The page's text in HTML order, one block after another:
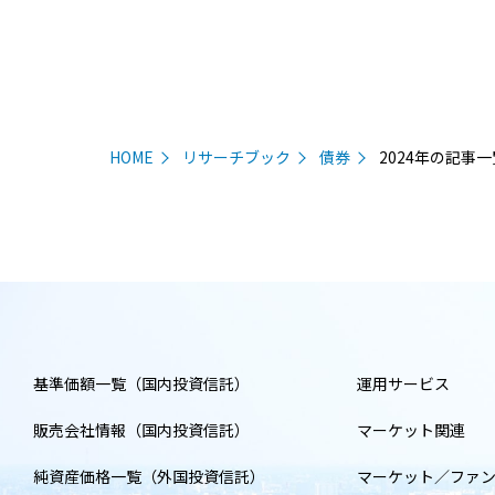
HOME リサーチブック 債券 2024年の記事
基準価額一覧（国内投資信託）
販売会社情報（国内投資信託）
純資産価格一覧（外国投資信託）
運用サービス
マーケット関連
マーケット／ファ